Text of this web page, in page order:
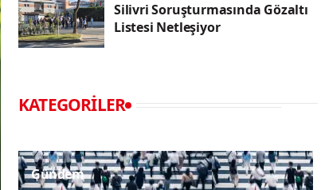
Silivri Soruşturmasında Gözaltı
Listesi Netleşiyor
KATEGORILER
Gündem